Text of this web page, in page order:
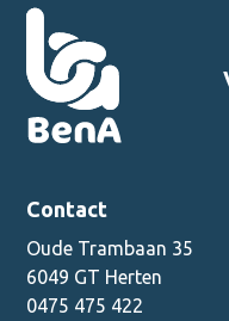
Contact
Oude Trambaan 35
6049 GT Herten
0475 475 422